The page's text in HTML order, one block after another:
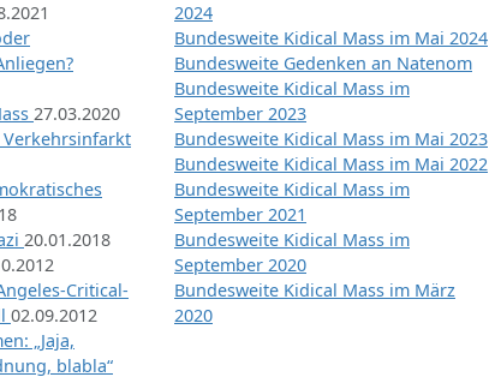
27.03.2020
20.01.2018
Critical-
02.09.2012
„Jaja,
blabla“
2024
Bundesweite Kidical Mass im Mai 2024
Bundesweite Gedenken an Natenom
Bundesweite Kidical Mass im
September 2023
Bundesweite Kidical Mass im Mai 2023
Bundesweite Kidical Mass im Mai 2022
Bundesweite Kidical Mass im
September 2021
Bundesweite Kidical Mass im
September 2020
Bundesweite Kidical Mass im März
2020